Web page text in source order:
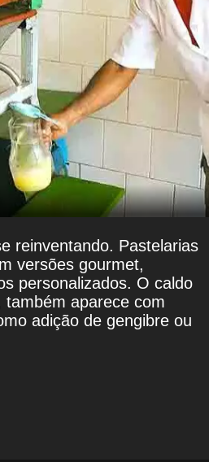
reinventando. Pastelarias
versões gourmet,
personalizados. O caldo
aparece com
adição de gengibre ou